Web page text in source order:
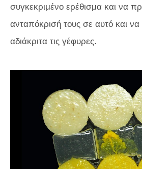
συγκεκριμένο ερέθισμα και να
ανταπόκρισή τους σε αυτό και
αδιάκριτα τις γέφυρες.